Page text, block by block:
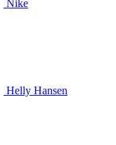
Nike
Helly Hansen